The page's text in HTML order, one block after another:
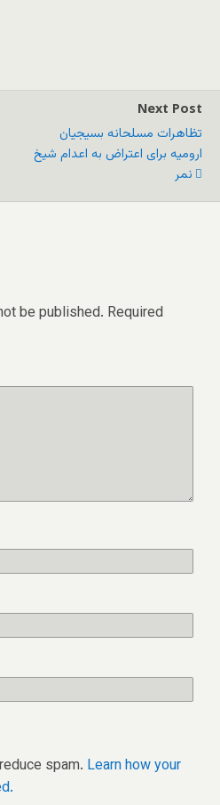
Next Post
تظاهرات مسلحانه بسیجیان
ارومیه برای اعتراض به اعدام شیخ
نمر
be published. Required
spam. Learn how your